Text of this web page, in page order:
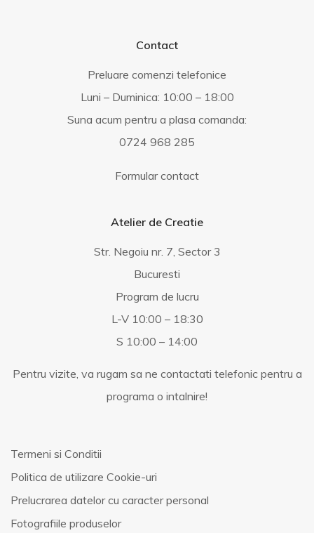
Contact
Preluare comenzi telefonice
Luni – Duminica: 10:00 – 18:00
Suna acum pentru a plasa comanda:
0724 968 285
Formular contact
Atelier de Creatie
Str. Negoiu nr. 7, Sector 3
Bucuresti
Program de lucru
L-V 10:00 – 18:30
S 10:00 – 14:00
Pentru vizite, va rugam sa ne contactati telefonic pentru a
programa o intalnire!
Termeni si Conditii
Politica de utilizare Cookie-uri
Prelucrarea datelor cu caracter personal
Fotografiile produselor